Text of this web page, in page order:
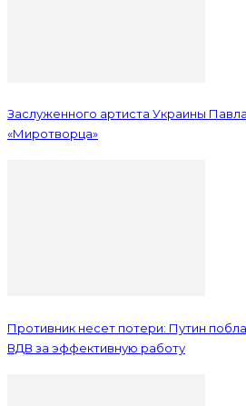
Заслуженного артиста Украины
«Миротворца»
Противник несет потери: Путин
ВДВ за эффективную работу